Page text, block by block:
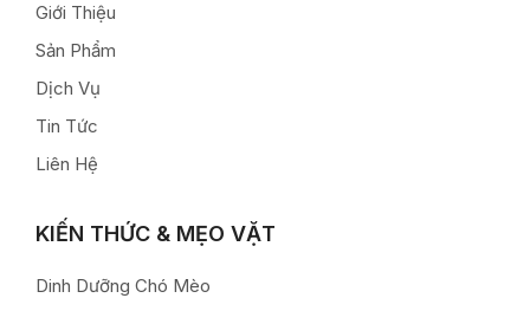
Giới Thiệu
Sản Phẩm
Dịch Vụ
Tin Tức
Liên Hệ
KIẾN THỨC & MẸO VẶT
Dinh Dưỡng Chó Mèo